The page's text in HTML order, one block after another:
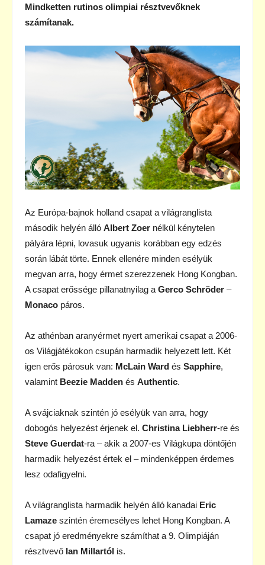
Mindketten rutinos olimpiai résztvevőknek
számítanak.
Az Európa-bajnok holland csapat a világranglista
második helyén álló Albert Zoer nélkül kénytelen
pályára lépni, lovasuk ugyanis korábban egy edzés
során lábát törte. Ennek ellenére minden esélyük
megvan arra, hogy érmet szerezzenek Hong Kongban.
A csapat erőssége pillanatnyilag a Gerco Schröder –
Monaco páros.
Az athénban aranyérmet nyert amerikai csapat a 2006-
os Világjátékokon csupán harmadik helyezett lett. Két
igen erős párosuk van: McLain Ward és Sapphire,
valamint Beezie Madden és Authentic.
A svájciaknak szintén jó esélyük van arra, hogy
dobogós helyezést érjenek el. Christina Liebherr-re és
Steve Guerdat-ra – akik a 2007-es Világkupa döntőjén
harmadik helyezést értek el – mindenképpen érdemes
lesz odafigyelni.
A világranglista harmadik helyén álló kanadai Eric
Lamaze szintén éremesélyes lehet Hong Kongban. A
csapat jó eredményekre számíthat a 9. Olimpiáján
résztvevő Ian Millartól is.